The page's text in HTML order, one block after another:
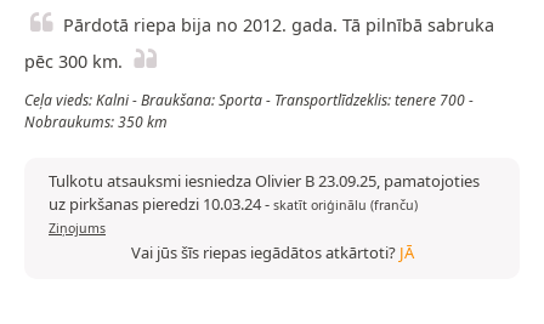
Pārdotā riepa bija no 2012. gada. Tā pilnībā sabruka
pēc 300 km.
Ceļa vieds: Kalni - Braukšana: Sporta - Transportlīdzeklis: tenere 700 -
Nobraukums: 350 km
Tulkotu atsauksmi iesniedza Olivier B 23.09.25, pamatojoties
uz pirkšanas pieredzi 10.03.24- skatīt oriģinālu (franču)
Ziņojums
Vai jūs šīs riepas iegādātos atkārtoti? JĀ